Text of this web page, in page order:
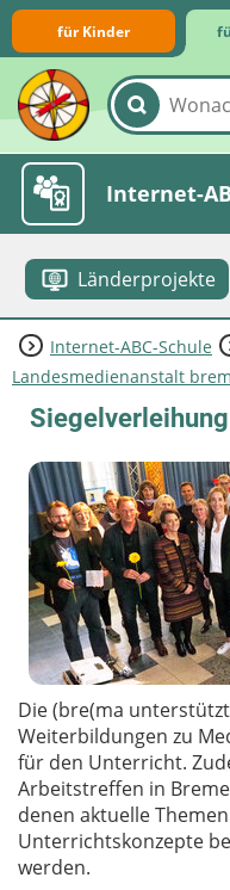
für Kinder
Internet-
Länderprojekte
Aktuelles
Internet-ABC-Schule
Landesmedienanstalt
Die (bre(ma
Weiterbildungen zu
für den Unterricht.
Arbeitstreffen in
denen aktuelle
Unterrichtskonzepte
werden.